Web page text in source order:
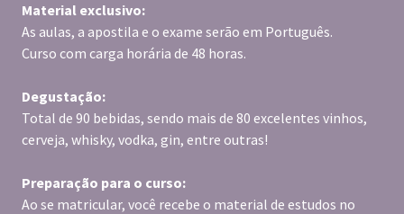
Material exclusivo:
As aulas, a apostila e o exame serão em Português.
Curso com carga horária de 48 horas.
Degustação:
Total de 90 bebidas, sendo mais de 80 excelentes vinhos,
cerveja, whisky, vodka, gin, entre outras!
Preparação para o curso:
Ao se matricular, você recebe o material de estudos no